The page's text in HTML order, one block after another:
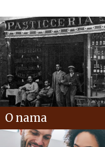
O nama